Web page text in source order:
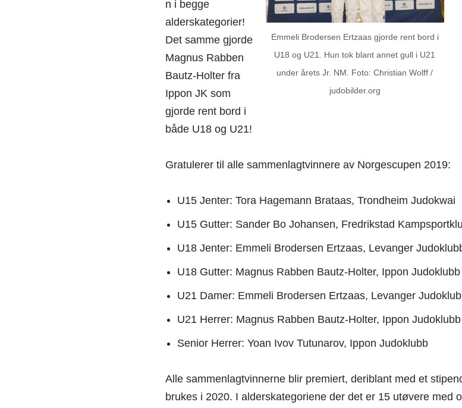
Emmeli Brodersen Ertzaas gjorde rent bord i
U18 og U21. Hun tok blant annet gull i U21
under årets Jr. NM. Foto: Christian Wolff /
judobilder.org
n i begge
alderskategorier!
Det samme gjorde
Magnus Rabben
Bautz-Holter fra
Ippon JK som
gjorde rent bord i
både U18 og U21!
Gratulerer til alle sammenlagtvinnere av Norgescupen 2019:
U15 Jenter: Tora Hagemann Brataas, Trondheim Judokwai
U15 Gutter: Sander Bo Johansen, Fredrikstad
U18 Jenter: Emmeli Brodersen Ertzaas, Levanger
U18 Gutter: Magnus Rabben Bautz-Holter, Ippon Judoklubb
U21 Damer: Emmeli Brodersen Ertzaas, Levanger
U21 Herrer: Magnus Rabben Bautz-Holter, Ippon Judoklubb
Senior Herrer: Yoan Ivov Tutunarov, Ippon Judoklubb
Alle sammenlagtvinnerne blir premiert, deriblant med et
brukes i 2020. I alderskategoriene der det er 15 utøvere med